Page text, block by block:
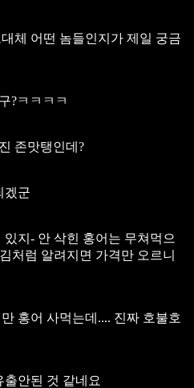
체 어떤 놈들인지가 제일 궁금
?ㅋㅋㅋㅋ
존맛탱인데?
겠군
있지- 안 삭힌 홍어는 무쳐먹으
김처럼 알려지면 가격만 오르니
홍어 사먹는데.... 진짜 호불호
안된 것 같네요